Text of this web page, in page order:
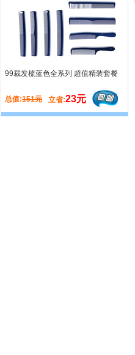
99裁发梳蓝色全系列 超值精装套餐
总值:151元 立省:23元